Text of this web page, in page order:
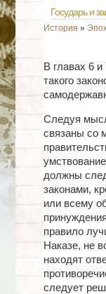
Государь и
История »
В главах 6
такого
Следуя
связаны со
должны
законами,
или всему
правило
Наказе, не
находят
следует